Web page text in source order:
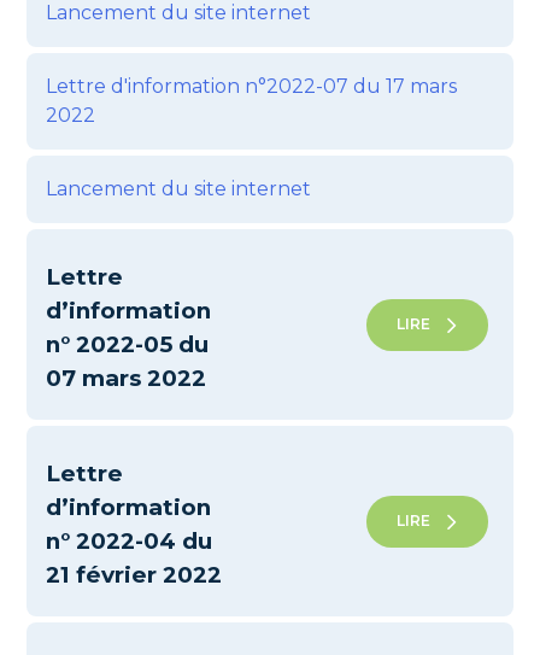
Lancement du site internet
Lettre d'information n°2022-07 du 17 mars
2022
Lancement du site internet
Lettre
d’information
n° 2022-05 du
07 mars 2022
LIRE
Lettre
d’information
n° 2022-04 du
21 février 2022
LIRE